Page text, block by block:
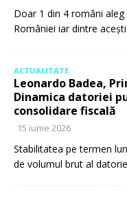
Doar 1 din 4 români
României iar dintre
ACTUALITATE
Leonardo Badea,
Dinamica datoriei
consolidare fiscală
15 iunie 2026
Stabilitatea pe termen
de volumul brut al